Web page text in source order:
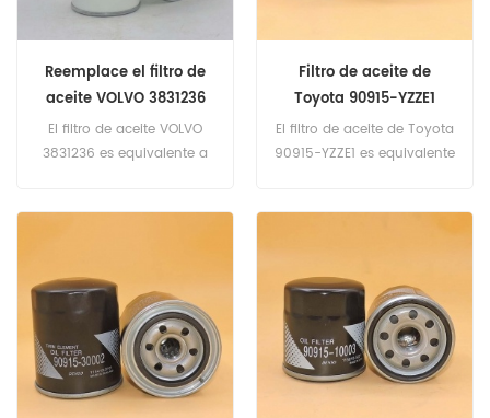
Reemplace el filtro de
aceite VOLVO 3831236
17457469
El filtro de aceite VOLVO
3831236 es equivalente a
Deutz 1173430, John Deere
AZ22878. Número de pieza:
3831236 Nombre de la
parte: Filtro de aceite
Reemplazar la marca:
VOLVO
Filtro de aceite de
Toyota 90915-YZZE1
90080-91058
El filtro de aceite de Toyota
90915-YZZE1 es equivalente
de la parte: Filtro de aceite
Reemplazar la marca:
Toyota